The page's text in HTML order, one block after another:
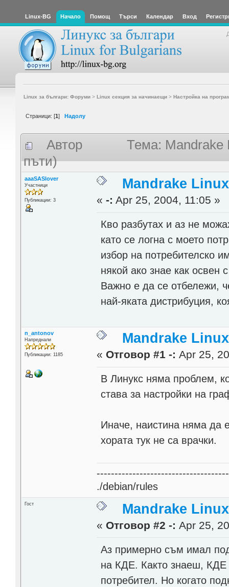
Linux-BG Начало Помощ Търси Календар Вход
Linux за българи: Форуми> Linux секция за начинаещи> Настройка на
Страници: [1] Надолу
Автор
Тема: Mandrake
пъти)
aaaSASlover
Участници
Публикации: 3
Mandrake
«-: Apr 25, 2004, 11:05 »
Кво разбутах и аз не
като се логна с моето
избор на потребителско
някой ако знае как
Важно е да се отбележи,
най-яката дистрибуция,
n_antonov
Напреднали
Публикации: 1185
Mandrake
« Отговор #1 -: Apr 25,
В Линукс няма проблем,
става за настройки на
Иначе, наистина няма да
хората тук не са врачки.
./debian/rules
Гост Mandrake
« Отговор #2 -: Apr 25,
Аз примерно съм имал
на КДЕ. Както знаеш, КДЕ
потребител. Но когато